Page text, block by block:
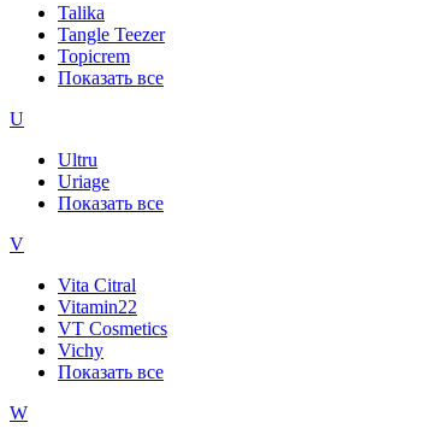
Talika
Tangle Teezer
Topicrem
Показать все
U
Ultru
Uriage
Показать все
V
Vita Citral
Vitamin22
VT Cosmetics
Vichy
Показать все
W